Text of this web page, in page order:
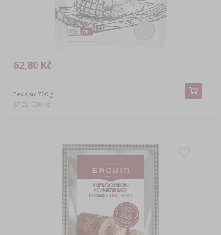
Peklosůl 720 g
62,80 Kč
87,22 CZK/kg